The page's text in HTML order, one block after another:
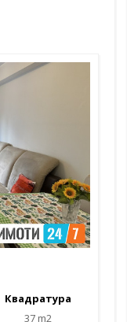
Квадратура
37 m2